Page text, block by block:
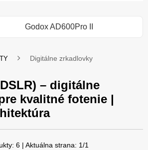
Godox AD600Pro II
Digitálne zrkadlovky
– digitálne
kvalitné fotenie |
6 | Aktuálna strana: 1/1